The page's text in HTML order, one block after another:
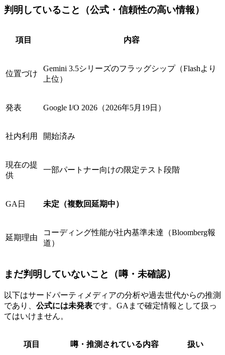
判明していること（公式・信頼性の高い情報）
項目 内容
位置づけ
Gemini 3.5シリーズのフラッグシップ（Flashより
上位）
発表 Google I/O 2026（2026年5月19日）
社内利用 開始済み
現在の提
供
一部パートナー向けの限定テスト段階
GA日 未定（複数回延期中）
延期理由
コーディング性能が社内基準未達（Bloomberg報
道）
まだ判明していないこと（噂・未確認）
以下はサードパーティメディアの分析や過去世代からの推測
であり、 公式には未発表です。GAまで確定情報として扱っ
てはいけません。
項目 噂・推測されている内容 扱い